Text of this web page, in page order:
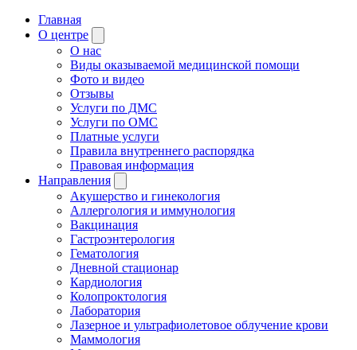
Главная
О центре
О нас
Виды оказываемой медицинской помощи
Фото и видео
Отзывы
Услуги по ДМС
Услуги по ОМС
Платные услуги
Правила внутреннего распорядка
Правовая информация
Направления
Акушерство и гинекология
Аллергология и иммунология
Вакцинация
Гастроэнтерология
Гематология
Дневной стационар
Кардиология
Колопроктология
Лаборатория
Лазерное и ультрафиолетовое облучение крови
Маммология